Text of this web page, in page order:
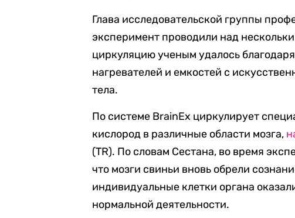
Глава исследовательской группы
эксперимент проводили над
циркуляцию ученым удалось
нагревателей и емкостей с
тела.
По системе BrainEx циркулирует
кислород в различные области мозга,
(TR). По словам Сестана, во время
что мозги свиньи вновь обрели
индивидуальные клетки органа
нормальной деятельности.